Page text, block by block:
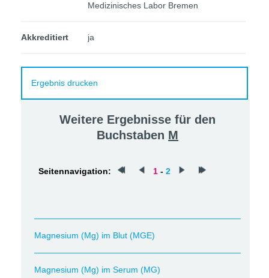
Medizinisches Labor Bremen
Akkreditiert ja
Ergebnis drucken
Weitere Ergebnisse für den
Buchstaben M
Seitennavigation: 1 - 2
Magnesium (Mg) im Blut (MGE)
Magnesium (Mg) im Serum (MG)